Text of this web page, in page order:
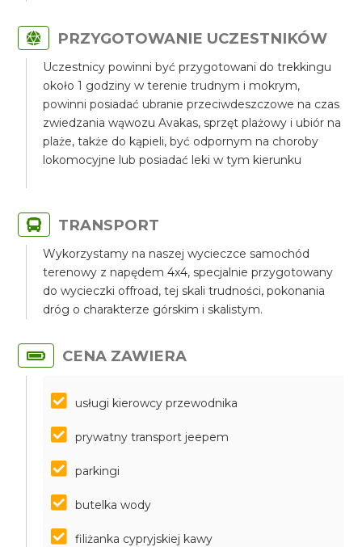
PRZYGOTOWANIE UCZESTNIKÓW
Uczestnicy powinni być przygotowani do trekkingu
około 1 godziny w terenie trudnym i mokrym,
powinni posiadać ubranie przeciwdeszczowe na czas
zwiedzania wąwozu Avakas, sprzęt plażowy i ubiór na
plaże, także do kąpieli, być odpornym na choroby
lokomocyjne lub posiadać leki w tym kierunku
TRANSPORT
Wykorzystamy na naszej wycieczce samochód
terenowy z napędem 4x4, specjalnie przygotowany
do wycieczki offroad, tej skali trudności, pokonania
dróg o charakterze górskim i skalistym.
CENA ZAWIERA
usługi kierowcy przewodnika
prywatny transport jeepem
parkingi
butelka wody
filiżanka cypryjskiej kawy